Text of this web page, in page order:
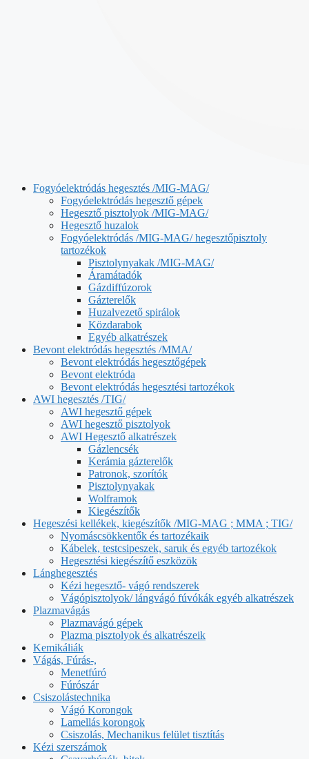
Fogyóelektródás hegesztés /MIG-MAG/
Fogyóelektródás hegesztő gépek
Hegesztő pisztolyok /MIG-MAG/
Hegesztő huzalok
Fogyóelektródás /MIG-MAG/ hegesztőpisztoly
tartozékok
Pisztolynyakak /MIG-MAG/
Áramátadók
Gázdiffúzorok
Gázterelők
Huzalvezető spirálok
Közdarabok
Egyéb alkatrészek
Bevont elektródás hegesztés /MMA/
Bevont elektródás hegesztőgépek
Bevont elektróda
Bevont elektródás hegesztési tartozékok
AWI hegesztés /TIG/
AWI hegesztő gépek
AWI hegesztő pisztolyok
AWI Hegesztő alkatrészek
Gázlencsék
Kerámia gázterelők
Patronok, szorítók
Pisztolynyakak
Wolframok
Kiegészítők
Hegeszési kellékek, kiegészítők /MIG-MAG ; MMA ; TIG/
Nyomáscsökkentők és tartozékaik
Kábelek, testcsipeszek, saruk és egyéb tartozékok
Hegesztési kiegészítő eszközök
Lánghegesztés
Kézi hegesztő- vágó rendszerek
Vágópisztolyok/ lángvágó fúvókák egyéb alkatrészek
Plazmavágás
Plazmavágó gépek
Plazma pisztolyok és alkatrészeik
Kemikáliák
Vágás, Fúrás-,
Menetfúró
Fúrószár
Csiszolástechnika
Vágó Korongok
Lamellás korongok
Csiszolás, Mechanikus felület tisztítás
Kézi szerszámok